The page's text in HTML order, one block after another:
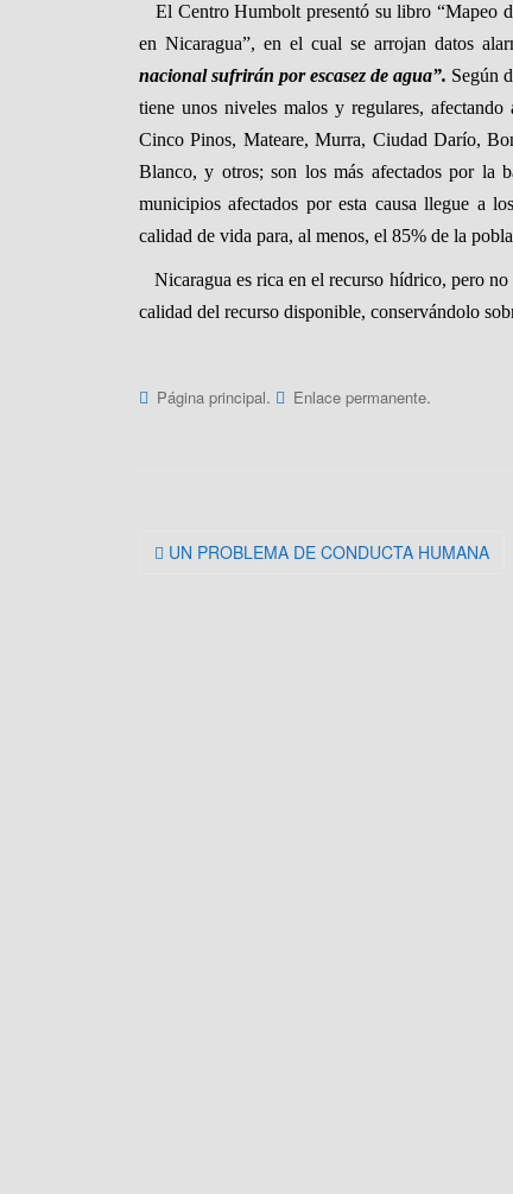
El Centro Humbolt presentó su libro “Mapeo
en Nicaragua”, en el cual se arrojan datos
nacional sufrirán por escasez de agua”. Según
tiene unos niveles malos y regulares,
Cinco Pinos, Mateare, Murra, Ciudad Darío,
Blanco, y otros; son los más afectados por la
municipios afectados por esta causa llegue a
calidad de vida para, al menos, el 85% de la
Nicaragua es rica en el recurso hídrico, pero
calidad del recurso disponible, conservándolo
Página principal. Enlace permanente.
Navegación
UN PROBLEMA DE CONDUCTA HUMANA